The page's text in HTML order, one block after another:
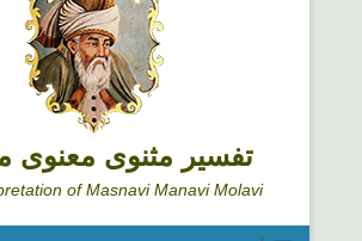
تفسیر مثنوی معنوی
of Masnavi Manavi Molavi